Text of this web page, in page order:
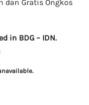
dan Gratis Ongkos
in BDG – IDN.